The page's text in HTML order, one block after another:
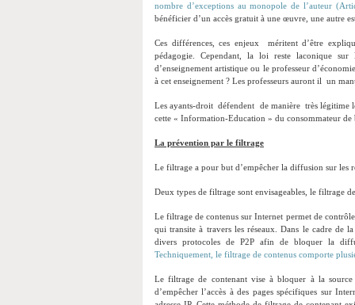
nombre d’exceptions au monopole de l’auteur
bénéficier d’un accès gratuit à une œuvre, une autre
Ces différences, ces enjeux méritent d’être
pédagogie. Cependant, la loi reste laconique
d’enseignement artistique ou le professeur
à cet enseignement ? Les professeurs auront il un
Les ayants-droit défendent de manière très légitime
cette « Information-Education » du consommateur de
La prévention par le filtrage
Le filtrage a pour but d’empêcher la diffusion sur les
Deux types de filtrage sont envisageables, le filtrage
Le filtrage de contenus sur Internet permet de
qui transite à travers les réseaux. Dans le cadre de
divers protocoles de P2P afin de bloquer la
Techniquement, le filtrage de contenus comporte
Le filtrage de contenant vise à bloquer à la
d’empêcher l’accès à des pages spécifiques sur